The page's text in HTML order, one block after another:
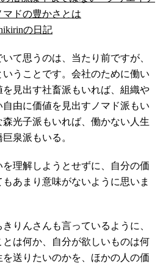
マドの豊かさとは
の日記
て思うのは、当たり前ですが、
うことです。会社のために働い
見出す社畜派もいれば、組織や
由に価値を見出すノマド派もい
光子派もいれば、働かない人生
泉派もいる。
理解しようとせずに、自分の価
あまり意味がないように思いま
りんさんも言っているように、
は何か、自分が欲しいものは何
送りたいのかを、ほかの人の価